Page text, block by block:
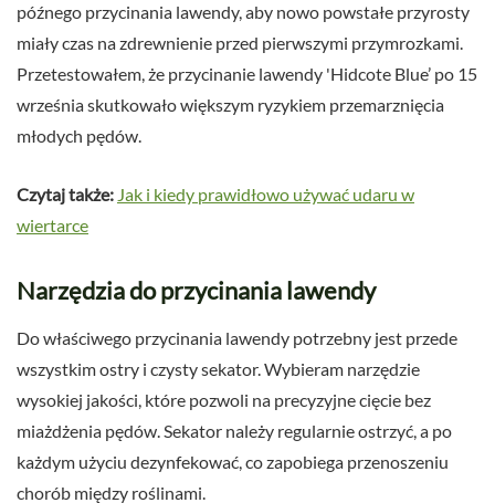
późnego przycinania lawendy, aby nowo powstałe przyrosty
miały czas na zdrewnienie przed pierwszymi przymrozkami.
Przetestowałem, że przycinanie lawendy 'Hidcote Blue’ po 15
września skutkowało większym ryzykiem przemarznięcia
młodych pędów.
Czytaj także: Jak i kiedy prawidłowo używać udaru w
wiertarce
Narzędzia do przycinania lawendy
Do właściwego przycinania lawendy potrzebny jest przede
wszystkim ostry i czysty sekator. Wybieram narzędzie
wysokiej jakości, które pozwoli na precyzyjne cięcie bez
miażdżenia pędów. Sekator należy regularnie ostrzyć, a po
każdym użyciu dezynfekować, co zapobiega przenoszeniu
chorób między roślinami.